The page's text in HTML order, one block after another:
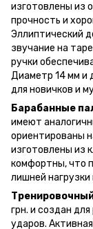
изготовлены из
прочность и
Эллиптический
звучание на
ручки
Диаметр 14 мм и
для новичков и
Барабанные
имеют
ориентированы
изготовлены из
комфортны, что
лишней нагрузки
грн. и создан
ударов.